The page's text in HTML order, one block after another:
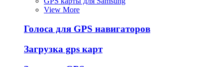
View More
Голоса для GPS навигаторов
Загрузка gps карт